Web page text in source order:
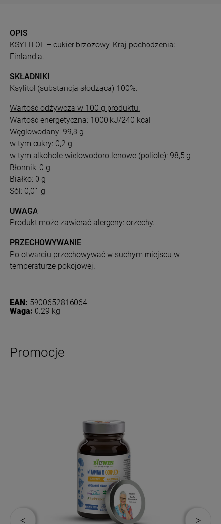
OPIS
KSYLITOL – cukier brzozowy. Kraj pochodzenia:
Finlandia.
SKŁADNIKI
Ksylitol (substancja słodząca) 100%.
Wartość odżywcza w 100 g produktu:
Wartość energetyczna: 1000 kJ/240 kcal
Węglowodany: 99,8 g
w tym cukry: 0,2 g
w tym alkohole wielowodorotlenowe (poliole): 98,5 g
Błonnik: 0 g
Białko: 0 g
Sól: 0,01 g
UWAGA
Produkt może zawierać alergeny: orzechy.
PRZECHOWYWANIE
Po otwarciu przechowywać w suchym miejscu w
temperaturze pokojowej.
EAN: 5900652816064
Waga: 0.29 kg
Promocje